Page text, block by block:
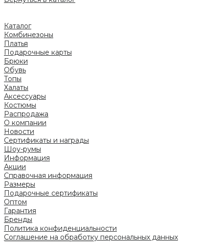
Каталог
Комбинезоны
Платья
Подарочные карты
Брюки
Обувь
Топы
Халаты
Аксессуары
Костюмы
Распродажа
О компании
Новости
Сертификаты и награды
Шоу-румы
Информация
Акции
Справочная информация
Размеры
Подарочные сертификаты
Оптом
Гарантия
Бренды
Политика конфиденциальности
Соглашение на обработку персональных данных